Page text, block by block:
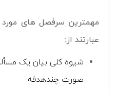
مهمترین سرفصل های
عبارتند از:
شیوه کلی بیان یک
صورت چندهدفه